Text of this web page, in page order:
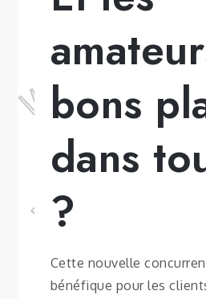
bons
dans
?
Cette nouvelle
bénéfique pour les